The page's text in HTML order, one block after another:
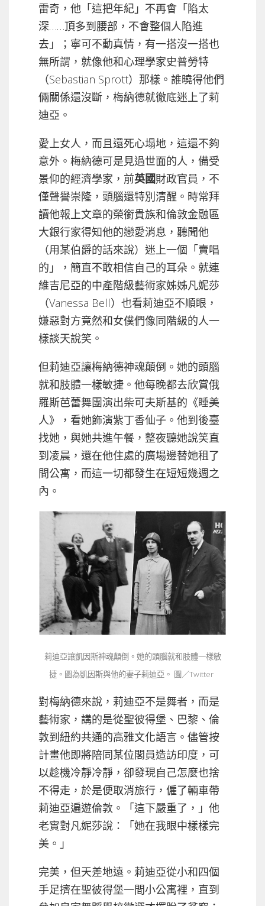
雷奇，他「這把年紀」不再會「陷太
深……頂多到腰部，不會整個人陷進
去」；寧可不動真情，有一搭沒一搭也
無所謂，就像他和心理學家史普勞特
（Sebastian Sprott）那樣。誰曉得他們
倆關係還沒斷，梅納德就徹底迷上了莉
迪亞。
愛上女人，而且還死心塌地，這還不夠
意外。梅納德可是見過世面的人，備受
景仰的經濟學家，前英國財政官員，不
僅聲譽崇隆，頭腦還特別清醒。時常拜
讀他報上文章的榮銜貴族和倫敦金融區
大銀行家得知他的戀愛消息，聽聞他
（用某伯爵的話來說）迷上一個「賣唱
的」，簡直不敢相信自己的耳朵。就連
維吉尼亞的中產階級藝術家姊姊凡妮莎
（Vanessa Bell）也看莉迪亞不順眼，
嫌惡對方竟然和女僕們像同階級的人一
樣談天說笑。
但莉迪亞讓梅納德神魂顛倒。她的頭腦
就和肢體一樣敏捷。他每晚都去欣賞俄
羅斯芭蕾舞團演出柴可夫斯基的《睡美
人》，看她飾演紫丁香仙子。他到後臺
找她，與她共進午餐，整夜聽她說笑直
到凌晨，還在他住處的廣場邊替她租了
間公寓，而這一切都發生在短短幾週之
內。
莉迪亞讓凱因斯神魂顛倒。她的頭腦就和肢體一樣敏
捷。圖為凱因斯與他的妻子莉迪亞。 圖／Twitter
對梅納德來說，莉迪亞不是舞者，而是
藝術家，講的是從聖彼得堡、巴黎、倫
敦到紐約共通的高雅文化語言。儘管按
計畫他即將陪同某位閣員造訪印度，可
以趁機冷靜冷靜，卻發現自己怎麼也捨
不得走，於是便取消旅行，僱了輛車帶
莉迪亞遍遊倫敦。「這下嚴重了，」他
老實對凡妮莎說：「她在我眼中樣樣完
美。」
完美，但天差地遠。莉迪亞從小和四個
手足擠在聖彼得堡一間小公寓裡，直到